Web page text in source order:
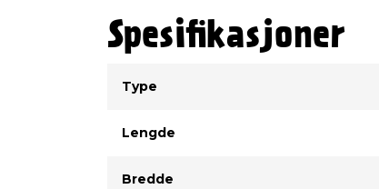
Spesifikasjoner
Type
Lengde
Bredde